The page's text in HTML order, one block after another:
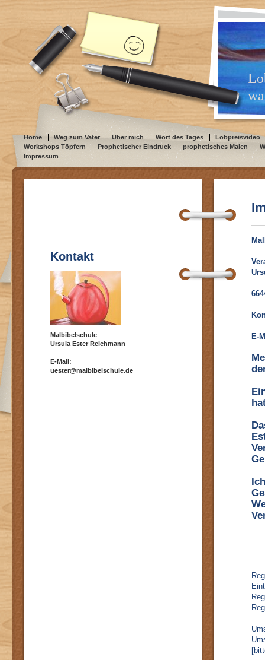
Home Weg zum Vater Über mich Wort des Tages
Lobpreisvideo
Workshops Töpfern
Prophetischer Eindruck prophetisches Malen
Impressum
E-
Kontakt
Malbibelschule
Ursula Ester Reichmann
E-Mail:
uester@malbibelschule.de